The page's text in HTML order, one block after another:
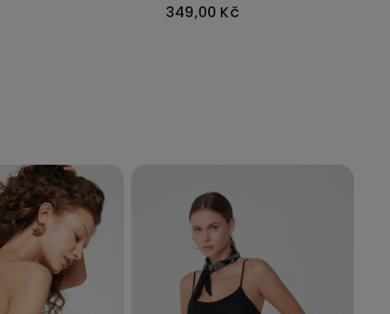
349,00 Kč